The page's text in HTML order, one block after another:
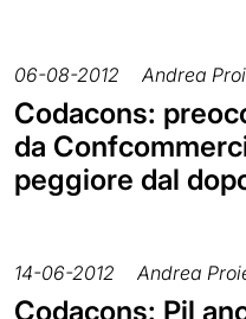
06-08-2012 Andrea
Codacons:
da
peggiore dal
14-06-2012 Andrea
Codacons: Pil